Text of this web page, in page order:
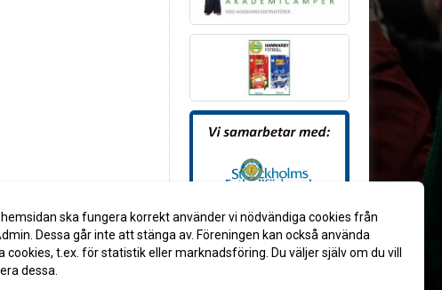
hemsidan ska fungera korrekt använder vi nödvändiga cookies från
Dessa går inte att stänga av. Föreningen kan också använda
cookies, t.ex. för statistik eller marknadsföring. Du väljer själv om du vill
dessa.